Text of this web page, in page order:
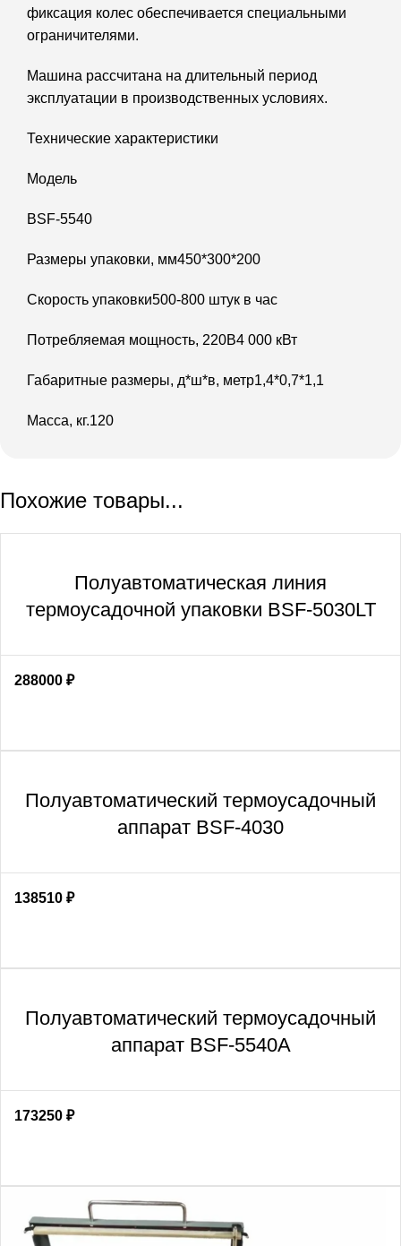
фиксация колес обеспечивается специальными
ограничителями.
Машина рассчитана на длительный период
эксплуатации в производственных условиях.
Технические характеристики
Модель
BSF-5540
Размеры упаковки, мм450*300*200
Скорость упаковки500-800 штук в час
Потребляемая мощность, 220В4 000 кВт
Габаритные размеры, д*ш*в, метр1,4*0,7*1,1
Масса, кг.120
Похожие товары...
Полуавтоматическая линия
термоусадочной упаковки BSF-5030LT
288000 ₽
Полуавтоматический термоусадочный
аппарат BSF-4030
138510 ₽
Полуавтоматический термоусадочный
аппарат BSF-5540A
173250 ₽